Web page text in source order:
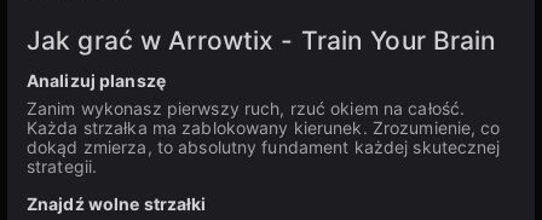
Jak grać w Arrowtix - Train Your Brain
Analizuj planszę
Zanim wykonasz pierwszy ruch, rzuć okiem na całość.
Każda strzałka ma zablokowany kierunek. Zrozumienie, co
dokąd zmierza, to absolutny fundament każdej skutecznej
strategii.
Znajdź wolne strzałki